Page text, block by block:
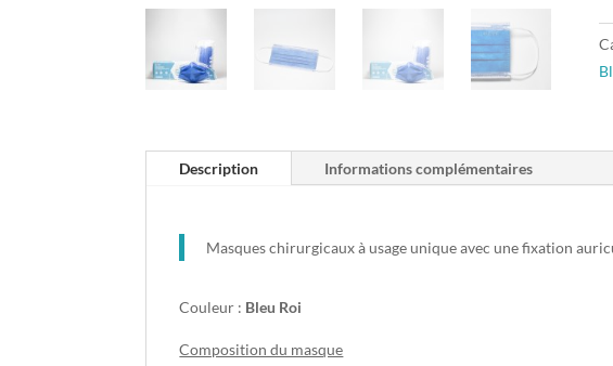
Description Informations complémentaires
Masques chirurgicaux à usage unique avec une fixation
Couleur : Bleu Roi
Composition du masque